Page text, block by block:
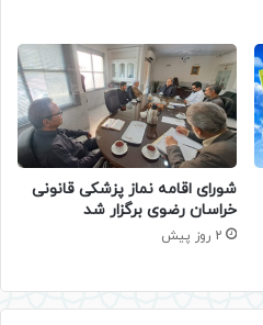
شورای اقامه نماز پزشکی قانونی
خراسان رضوی برگزار شد
2 روز پیش